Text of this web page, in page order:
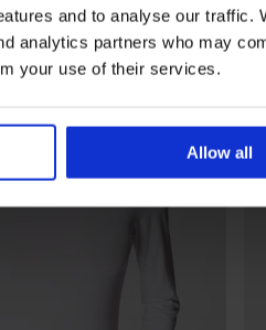
and to analyse our traffic.
analytics partners who may
your use of their services.
Allow all